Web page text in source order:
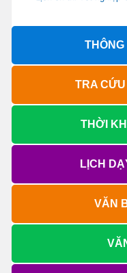
TRA
THỜI
LỊCH
VĂN